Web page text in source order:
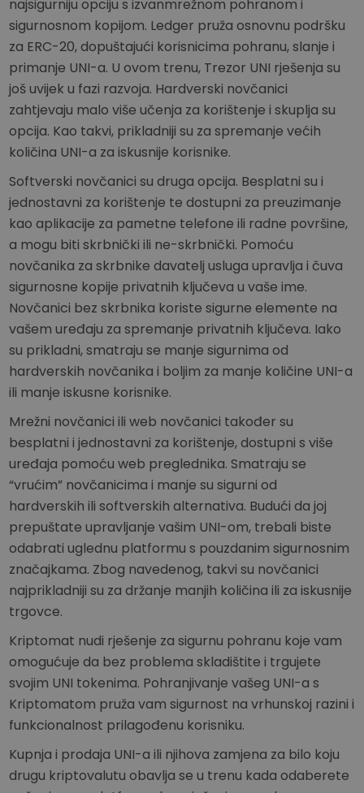
najsigurniju opciju s izvanmrežnom pohranom i
sigurnosnom kopijom. Ledger pruža osnovnu podršku
za ERC-20, dopuštajući korisnicima pohranu, slanje i
primanje UNI-a. U ovom trenu, Trezor UNI rješenja su
još uvijek u fazi razvoja. Hardverski novčanici
zahtjevaju malo više učenja za korištenje i skuplja su
opcija. Kao takvi, prikladniji su za spremanje većih
količina UNI-a za iskusnije korisnike.
Softverski novčanici su druga opcija. Besplatni su i
jednostavni za korištenje te dostupni za preuzimanje
kao aplikacije za pametne telefone ili radne površine,
a mogu biti skrbnički ili ne-skrbnički. Pomoću
novčanika za skrbnike davatelj usluga upravlja i čuva
sigurnosne kopije privatnih ključeva u vaše ime.
Novčanici bez skrbnika koriste sigurne elemente na
vašem uređaju za spremanje privatnih ključeva. Iako
su prikladni, smatraju se manje sigurnima od
hardverskih novčanika i boljim za manje količine UNI-a
ili manje iskusne korisnike.
Mrežni novčanici ili web novčanici također su
besplatni i jednostavni za korištenje, dostupni s više
uređaja pomoću web preglednika. Smatraju se
“vrućim” novčanicima i manje su sigurni od
hardverskih ili softverskih alternativa. Budući da joj
prepuštate upravljanje vašim UNI-om, trebali biste
odabrati uglednu platformu s pouzdanim sigurnosnim
značajkama. Zbog navedenog, takvi su novčanici
najprikladniji su za držanje manjih količina ili za iskusnije
trgovce.
Kriptomat nudi rješenje za sigurnu pohranu koje vam
omogućuje da bez problema skladištite i trgujete
svojim UNI tokenima. Pohranjivanje vašeg UNI-a s
Kriptomatom pruža vam sigurnost na vrhunskoj razini i
funkcionalnost prilagođenu korisniku.
Kupnja i prodaja UNI-a ili njihova zamjena za bilo koju
drugu kriptovalutu obavlja se u trenu kada odaberete